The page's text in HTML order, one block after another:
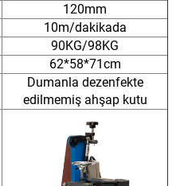
120mm
10m/dakikada
90KG/98KG
62*58*71cm
Dumanla dezenfekte
edilmemiş ahşap kutu